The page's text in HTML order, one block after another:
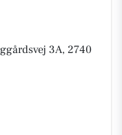
3A, 2740